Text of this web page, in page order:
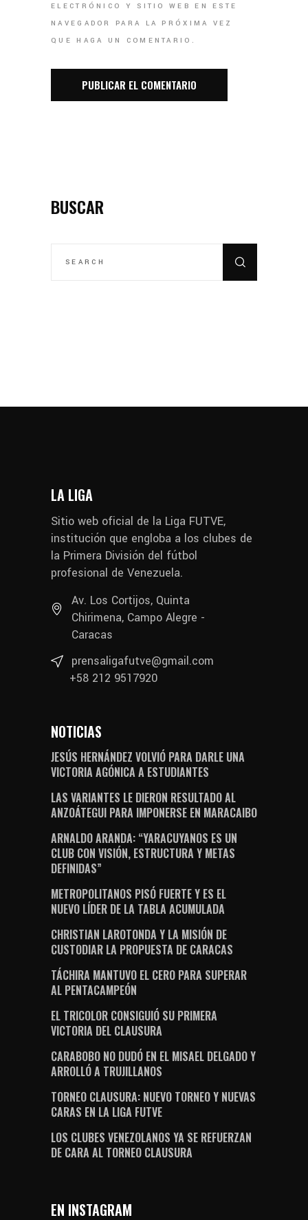
ELECTRÓNICO Y SITIO WEB EN ESTE
NAVEGADOR PARA LA PRÓXIMA VEZ
QUE HAGA UN COMENTARIO.
BUSCAR
LA LIGA
Sitio web oficial de la Liga FUTVE,
institución que engloba a los clubes de
la Primera División del fútbol
profesional de Venezuela.
Av. Los Cortijos, Quinta
Chirimena, Campo Alegre -
Caracas
prensaligafutve@gmail.com
+58 212 9517920
NOTICIAS
JESÚS HERNÁNDEZ VOLVIÓ PARA DARLE UNA
VICTORIA AGÓNICA A ESTUDIANTES
LAS VARIANTES LE DIERON RESULTADO AL
ANZOÁTEGUI PARA IMPONERSE EN MARACAIBO
ARNALDO ARANDA: “YARACUYANOS ES UN
CLUB CON VISIÓN, ESTRUCTURA Y METAS
DEFINIDAS”
METROPOLITANOS PISÓ FUERTE Y ES EL
NUEVO LÍDER DE LA TABLA ACUMULADA
CHRISTIAN LAROTONDA Y LA MISIÓN DE
CUSTODIAR LA PROPUESTA DE CARACAS
TÁCHIRA MANTUVO EL CERO PARA SUPERAR
AL PENTACAMPEÓN
EL TRICOLOR CONSIGUIÓ SU PRIMERA
VICTORIA DEL CLAUSURA
CARABOBO NO DUDÓ EN EL MISAEL DELGADO Y
ARROLLÓ A TRUJILLANOS
TORNEO CLAUSURA: NUEVO TORNEO Y NUEVAS
CARAS EN LA LIGA FUTVE
LOS CLUBES VENEZOLANOS YA SE REFUERZAN
DE CARA AL TORNEO CLAUSURA
EN INSTAGRAM